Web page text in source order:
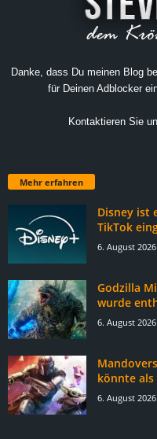
Danke, dass Du meinen Blog
für Deinen Adblocker
Kontaktieren Sie
Mehr erfahren
Disney ist
TikTok
6. August 2026
Godzilla
wurde
6. August 2026
könnte als
6. August 2026